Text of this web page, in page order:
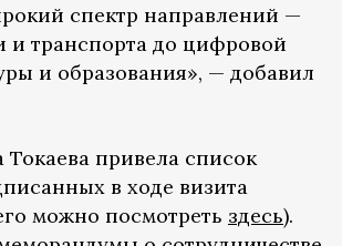
спектр направлений —
и транспорта до цифровой
и образования», — добавил
привела список
в ходе визита
можно посмотреть здесь).